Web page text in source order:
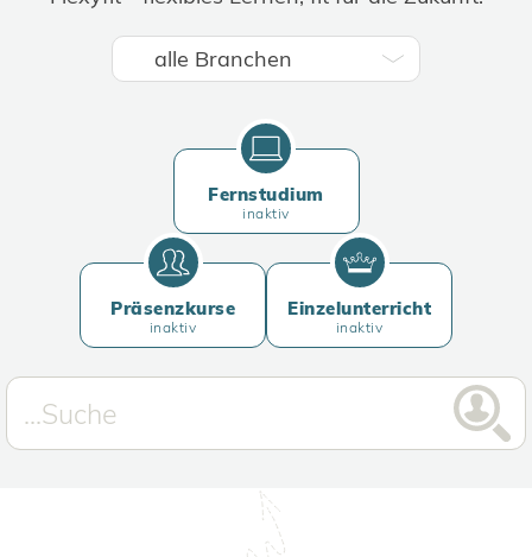
Fernstudium
inaktiv
Präsenzkurse
inaktiv
Einzelunterricht
inaktiv